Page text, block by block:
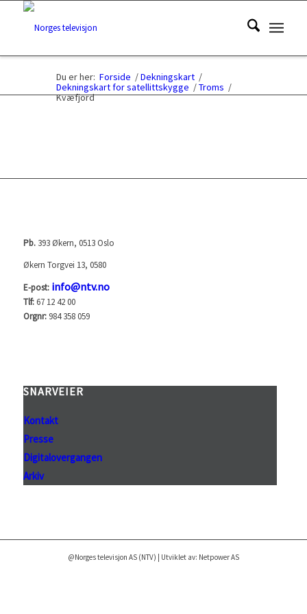
Du er her: Forside /Dekningskart /
Dekningskart for satellittskygge /Troms /
Kvæfjord
Pb. 393 Økern, 0513 Oslo
Økern Torgvei 13, 0580
E-post: info@ntv.no
Tlf:67 12 42 00
Orgnr:984 358 059
SNARVEIER
Kontakt
Presse
Digitalovergangen
Arkiv
@Norges televisjon AS (NTV) | Utviklet av: Netpower AS